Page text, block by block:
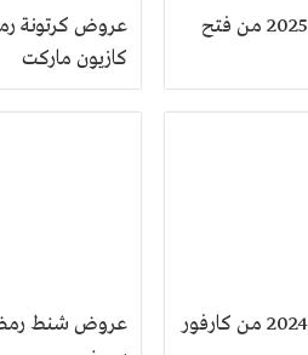
عروض شنط رمضان 2025 من فتح
كازيون ماركت
عروض شنط رمضان 2024 من كارفور